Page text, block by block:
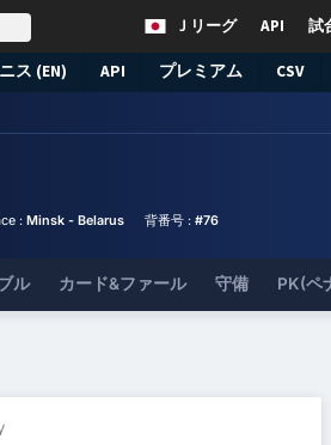
試
API
Ｊリーグ
ス (EN) API プレミアム CSV
:Minsk - Belarus 背番号 : #76
ル カード&ファール 守備 PK(ペ